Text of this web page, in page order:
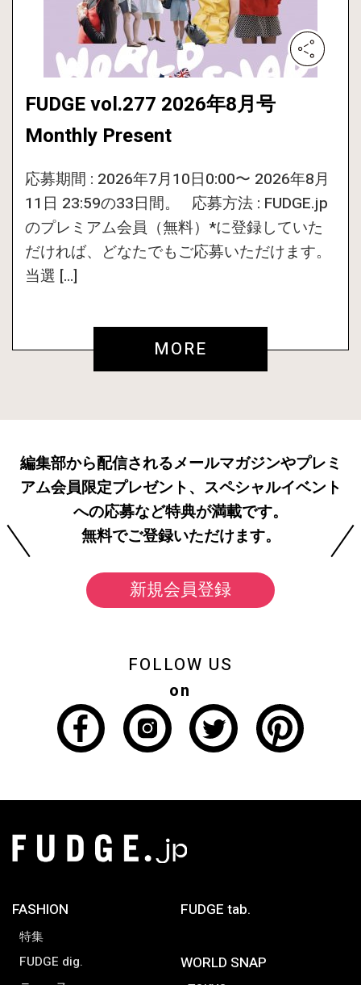
FUDGE vol.277 2026年8月号
Monthly Present
応募期間 : 2026年7月10日0:00〜 2026年8月
11日 23:59の33日間。 応募方法 : FUDGE.jp
のプレミアム会員（無料）*に登録していた
だければ、どなたでもご応募いただけます。
当選 […]
MORE
編集部から配信されるメールマガジンやプレミ
アム会員限定プレゼント、スペシャルイベント
への応募など特典が満載です。
無料でご登録いただけます。
新規会員登録
FOLLOW US
on
FASHION
特集
FUDGE dig.
FUDGE tab.
WORLD SNAP